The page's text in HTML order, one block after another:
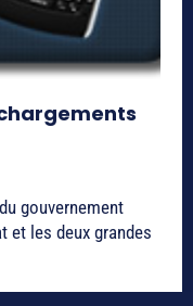
gouvernement
et les deux grandes